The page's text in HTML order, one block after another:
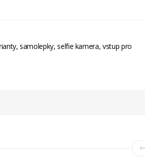
samolepky, selfie kamera, vstup pro